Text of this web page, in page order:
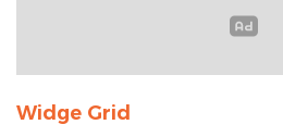
Widge Grid